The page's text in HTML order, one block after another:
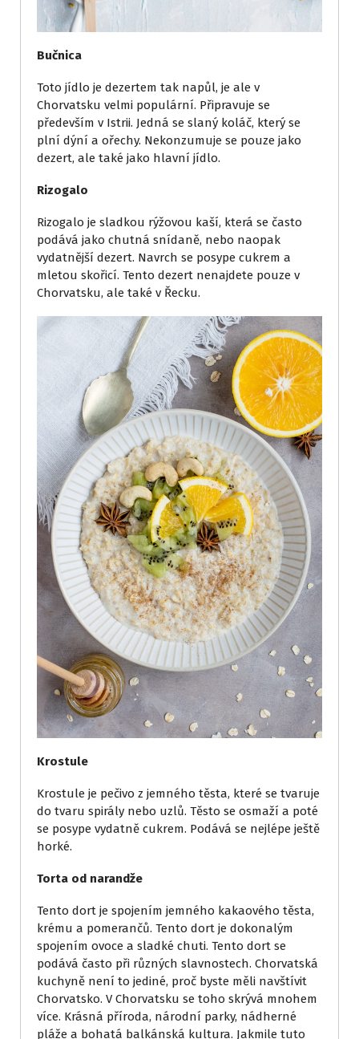
Bučnica
Toto jídlo je dezertem tak napůl, je ale v
Chorvatsku velmi populární. Připravuje se
především v Istrii. Jedná se slaný koláč, který se
plní dýní a ořechy. Nekonzumuje se pouze jako
dezert, ale také jako hlavní jídlo.
Rizogalo
Rizogalo je sladkou rýžovou kaší, která se často
podává jako chutná snídaně, nebo naopak
vydatnější dezert. Navrch se posype cukrem a
mletou skořicí. Tento dezert nenajdete pouze v
Chorvatsku, ale také v Řecku.
Krostule
Krostule je pečivo z jemného těsta, které se tvaruje
do tvaru spirály nebo uzlů. Těsto se osmaží a poté
se posype vydatně cukrem. Podává se nejlépe ještě
horké.
Torta od narandže
Tento dort je spojením jemného kakaového těsta,
krému a pomerančů. Tento dort je dokonalým
spojením ovoce a sladké chuti. Tento dort se
podává často při různých slavnostech. Chorvatská
kuchyně není to jediné, proč byste měli navštívit
Chorvatsko. V Chorvatsku se toho skrývá mnohem
více. Krásná příroda, národní parky, nádherné
pláže a bohatá balkánská kultura. Jakmile tuto